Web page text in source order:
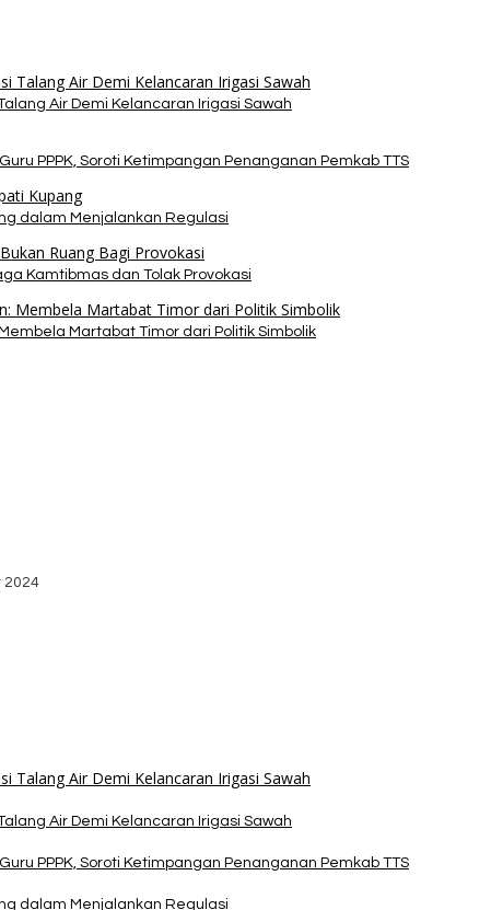
Air Demi Kelancaran Irigasi Sawah
PPPK, Soroti Ketimpangan Penanganan Pemkab TTS
dalam Menjalankan Regulasi
Kamtibmas dan Tolak Provokasi
Martabat Timor dari Politik Simbolik
2024
Air Demi Kelancaran Irigasi Sawah
PPPK, Soroti Ketimpangan Penanganan Pemkab TTS
dalam Menjalankan Regulasi